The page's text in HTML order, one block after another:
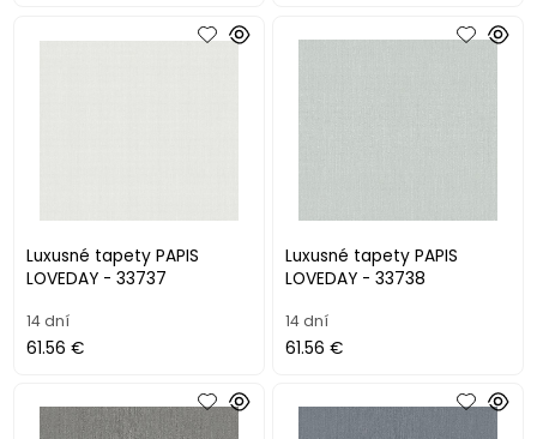
Luxusné tapety PAPIS
LOVEDAY - 33737
14 dní
61.56 €
Luxusné tapety PAPIS
LOVEDAY - 33738
14 dní
61.56 €